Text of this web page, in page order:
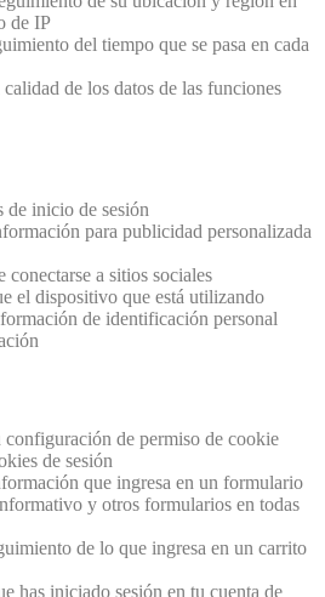
de IP
del tiempo que se pasa en cada
de los datos de las funciones
de inicio de sesión
para publicidad personalizada
a sitios sociales
el dispositivo que está utilizando
de identificación personal
configuración de permiso de cookie
de sesión
que ingresa en un formulario
y otros formularios en todas
de lo que ingresa en un carrito
has iniciado sesión en tu cuenta de